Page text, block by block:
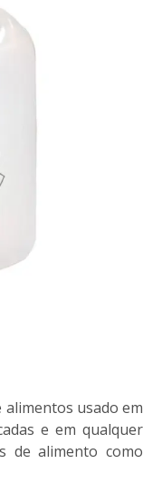
usado em
e em qualquer
de alimento como